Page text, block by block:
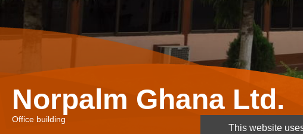
Norpalm Ghana Ltd.
Office building
This website